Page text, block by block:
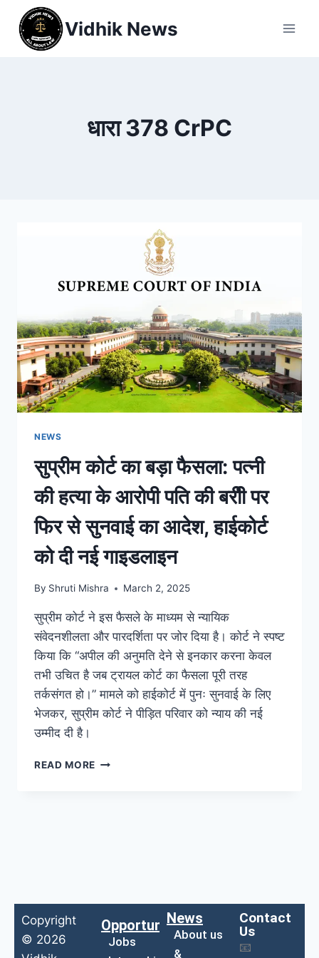
Vidhik News
धारा 378 CrPC
NEWS
सुप्रीम कोर्ट का बड़ा फैसला: पत्नी
की हत्या के आरोपी पति की बरीी पर
फिर से सुनवाई का आदेश, हाईकोर्ट
को दी नई गाइडलाइन
By Shruti Mishra March 2, 2025
सुप्रीम कोर्ट ने इस फैसले के माध्यम से न्यायिक
संवेदनशीलता और पारदर्शिता पर जोर दिया है। कोर्ट ने स्पष्ट
किया कि “अपील की अनुमति देने से इनकार करना केवल
तभी उचित है जब ट्रायल कोर्ट का फैसला पूरी तरह
तर्कसंगत हो।” मामले को हाईकोर्ट में पुनः सुनवाई के लिए
भेजकर, सुप्रीम कोर्ट ने पीड़ित परिवार को न्याय की नई
उम्मीद दी है।
READ MORE
Copyright
© 2026
Opportunities
Jobs
News
About us
&
Contact
Us
📧